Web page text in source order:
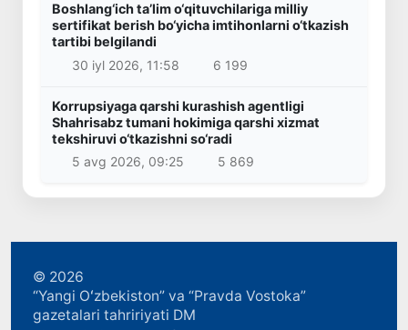
Boshlang‘ich ta’lim o‘qituvchilariga milliy
sertifikat berish bo‘yicha imtihonlarni o‘tkazish
tartibi belgilandi
30 iyl 2026, 11:58
6 199
Korrupsiyaga qarshi kurashish agentligi
Shahrisabz tumani hokimiga qarshi xizmat
tekshiruvi o‘tkazishni so‘radi
5 avg 2026, 09:25
5 869
© 2026
“Yangi Oʻzbekiston” va “Pravda Vostoka”
gazetalari tahririyati DM